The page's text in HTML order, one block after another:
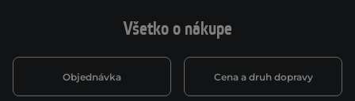
Všetko o nákupe
Objednávka Cena a druh dopravy